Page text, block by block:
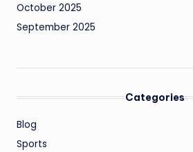
October 2025
September 2025
Categories
Blog
Sports